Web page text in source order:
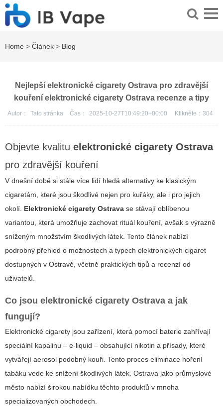
Home > Článek > Blog
Nejlepší elektronické cigarety Ostrava pro zdravější
kouření elektronické cigarety Ostrava recenze a tipy
Autor： Tato stránka Čas： 2025-10-27T10:49:20+00:00 Klikněte： 304
Objevte kvalitu elektronické cigarety Ostrava
pro zdravější kouření
V dnešní době si stále více lidí hledá alternativy ke klasickým
cigaretám, které jsou škodlivé nejen pro kuřáky, ale i pro jejich
okolí. Elektronické cigarety Ostrava se stávají oblíbenou
variantou, která umožňuje zachovat rituál kouření, avšak s výrazně
sníženým množstvím škodlivých látek. Tento článek nabízí
podrobný přehled o možnostech a typech elektronických cigaret
dostupných v Ostravě, včetně praktických tipů a recenzí od
uživatelů.
Co jsou elektronické cigarety Ostrava a jak
fungují?
Elektronické cigarety jsou zařízení, která pomocí baterie zahřívají
speciální kapalinu – e-liquid – obsahující nikotin a přísady, které
vytvářejí aerosol podobný kouři. Tento proces eliminace hoření
tabáku vede ke snížení škodlivých látek. Ostrava jako průmyslové
město nabízí širokou nabídku těchto produktů v mnoha
specializovaných obchodech.